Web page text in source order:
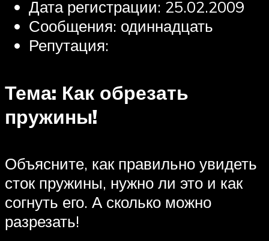
Дата регистрации: 25.02.2009
Сообщения: одиннадцать
Репутация:
Тема: Как обрезать
пружины!
Объясните, как правильно увидеть
сток пружины, нужно ли это и как
согнуть его. А сколько можно
разрезать!